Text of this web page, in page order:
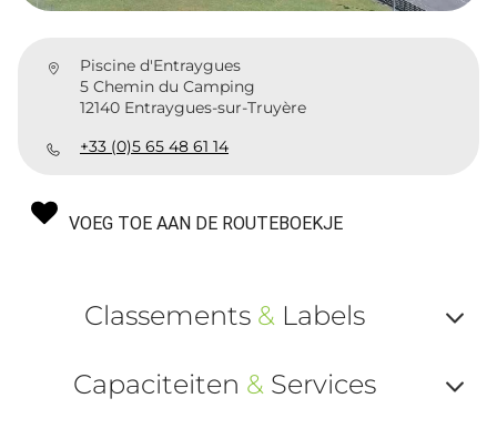
Piscine d'Entraygues
5 Chemin du Camping
12140 Entraygues-sur-Truyère
+33 (0)5 65 48 61 14
VOEG TOE AAN DE ROUTEBOEKJE
Classements &Labels
ou
Capaciteiten &Services